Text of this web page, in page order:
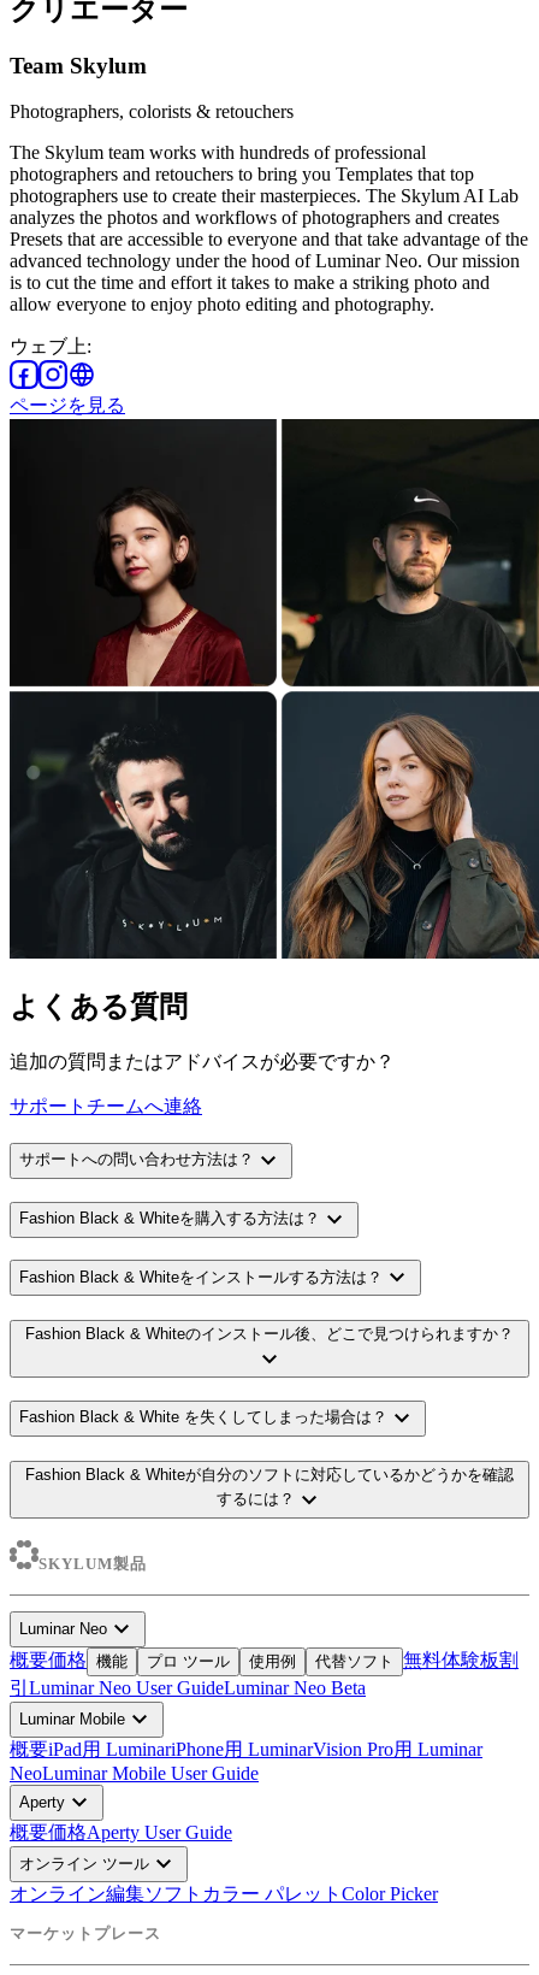
クリエーター
Team Skylum
Photographers, colorists & retouchers
The Skylum team works with hundreds of professional
photographers and retouchers to bring you Templates that top
photographers use to create their masterpieces. The Skylum AI Lab
analyzes the photos and workflows of photographers and creates
Presets that are accessible to everyone and that take advantage of the
advanced technology under the hood of Luminar Neo. Our mission
is to cut the time and effort it takes to make a striking photo and
allow everyone to enjoy photo editing and photography.
ウェブ上:
ページを見る
よくある質問
追加の質問またはアドバイスが必要ですか？
サポートチームへ連絡
サポートへの問い合わせ方法は？ expand_more
Fashion Black & Whiteを購入する方法は？ expand_more
Fashion Black & Whiteをインストールする方法は？ expand_more
Fashion Black & Whiteのインストール後、どこで見つけられますか？
expand_more
Fashion Black & White を失くしてしまった場合は？ expand_more
Fashion Black & Whiteが自分のソフトに対応しているかどうかを確認
するには？ expand_more
SKYLUM製品
Luminar Neo expand_more
概要価格 機能 プロ ツール 使用例 代替ソフト 無料体験板割
引 Luminar Neo User GuideLuminar Neo Beta
Luminar Mobile expand_more
概要iPad用 LuminariPhone用 LuminarVision Pro用 Luminar
NeoLuminar Mobile User Guide
Aperty expand_more
概要価格Aperty User Guide
オンライン ツール expand_more
オンライン編集ソフト カラー パレット Color Picker
マーケットプレース